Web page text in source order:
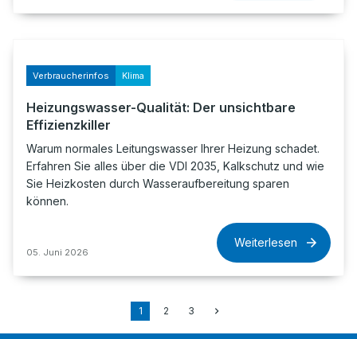
Verbraucherinfos Klima
Heizungswasser-Qualität: Der unsichtbare
Effizienzkiller
Warum normales Leitungswasser Ihrer Heizung schadet.
Erfahren Sie alles über die VDI 2035, Kalkschutz und wie
Sie Heizkosten durch Wasseraufbereitung sparen
können.
05. Juni 2026
Weiterlesen
1 2 3